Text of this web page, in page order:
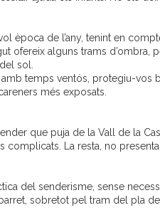
època de l’any, tenint en
ofereix alguns trams
sol.
temps ventós, protegiu-vos
més exposats.
que puja de la Vall de la
complicats. La resta, no
del senderisme, sense
sobretot pel tram del pla